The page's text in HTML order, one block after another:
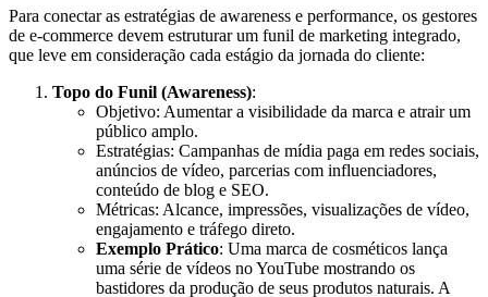
Para conectar as estratégias de awareness e performance, os gestores
de e-commerce devem estruturar um funil de marketing integrado,
que leve em consideração cada estágio da jornada do cliente:
Topo do Funil (Awareness):
Objetivo: Aumentar a visibilidade da marca e atrair um
público amplo.
Estratégias: Campanhas de mídia paga em redes sociais,
anúncios de vídeo, parcerias com influenciadores,
conteúdo de blog e SEO.
Métricas: Alcance, impressões, visualizações de vídeo,
engajamento e tráfego direto.
Exemplo Prático: Uma marca de cosméticos lança
uma série de vídeos no YouTube mostrando os
bastidores da produção de seus produtos naturais. A